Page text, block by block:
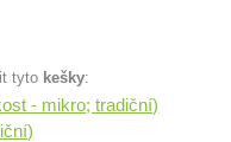
tyto kešky:
- mikro; tradiční)